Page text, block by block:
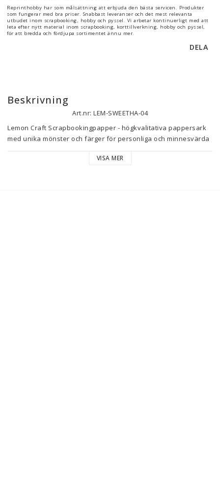
Reprinthobby har som målsättning att erbjuda den bästa servicen. Produkter
som fungerar med bra priser. Snabbast leveranser och det mest relevanta
utbudet inom scrapbooking, hobby och pyssel. Vi arbetar kontinuerligt med att
leta efter nytt material inom scrapbooking, korttillverkning, hobby och pyssel,
för att bredda och fördjupa sortimentet ännu mer.
DELA
Beskrivning
Art.nr: LEM-SWEETHA-04
Lemon Craft Scrapbookingpapper - högkvalitativa pappersark
med unika mönster och färger för personliga och minnesvärda
scrapbooksidor.
18 dubbebelsidiga papper 12 design 3 st /design  + bonus på
VISA MER